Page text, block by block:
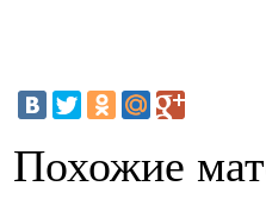
Похожие